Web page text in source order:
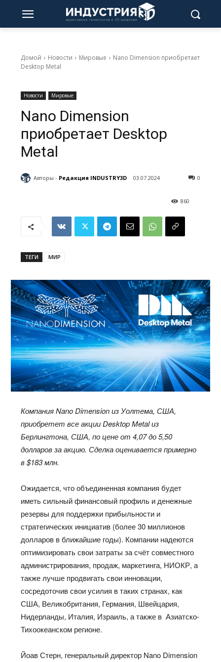
Домой Новости Мировые
Nano Dimension приобретает
Desktop Metal
Новости Мировые
Nano Dimension
приобретает Desktop
Metal
Авторы - Редакция INDUSTRY3D 03.07.2024 0
860
ТЕГИ МИР
Компания Nano Dimension из Уолтема, США,
приобретет все акции Desktop Metal из
Берлингтона, США, по цене от 4,07 до 5,50
долларов за акцию. Сделка оценивается примерно
в $183 млн.
Ожидается, что объединенная компания будет
иметь сильный финансовый профиль и денежные
резервы для поддержки прибыльности и
стратегических инициатив (более 30 миллионов
долларов в ближайшие годы). Компании надеются
оптимизировать свои затраты за счёт совместного
администрирования, продаж, маркетинга, НИОКР, а
также лучше продвигать свои инновации,
сосредоточив свои усилия в таких странах, как
США, Великобритания, Германия, Швейцария,
Нидерланды, Италия, Израиль, а также в Азиатско-
Тихоокеанском регионе.
Йоав Стерн, генеральный директор Nano Dimension